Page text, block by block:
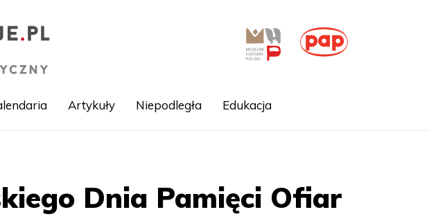
Artykuły Niepodległa Edukacja
Dnia Pamięci Ofiar